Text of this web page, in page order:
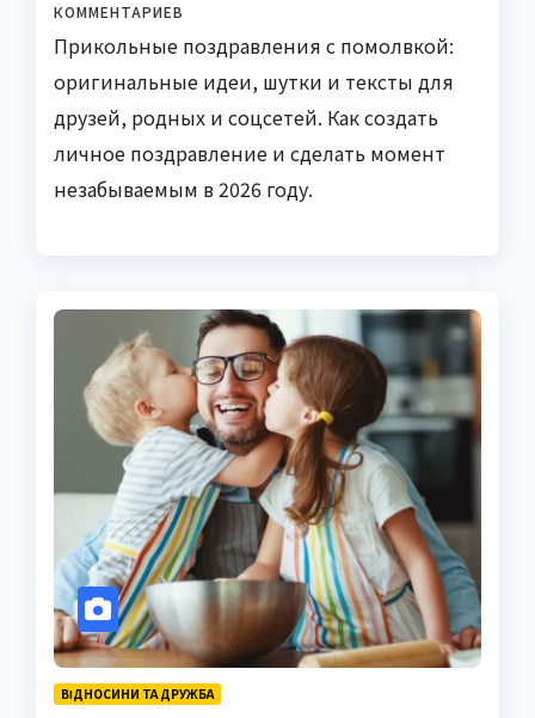
КОММЕНТАРИЕВ
Прикольные поздравления с помолвкой:
оригинальные идеи, шутки и тексты для
друзей, родных и соцсетей. Как создать
личное поздравление и сделать момент
незабываемым в 2026 году.
ВІДНОСИНИ ТА ДРУЖБА